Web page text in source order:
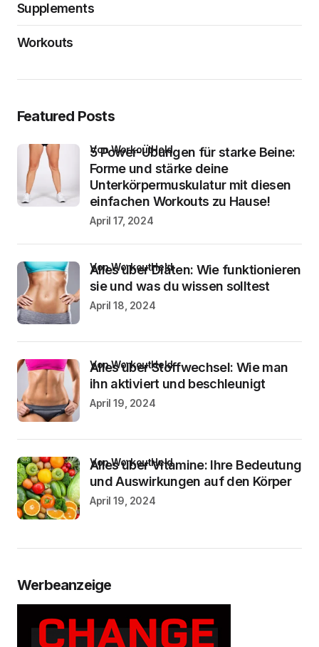
Supplements
Workouts
Featured Posts
5 Power-Übungen für starke Beine:
Forme und stärke deine
Unterkörpermuskulatur mit diesen
einfachen Workouts zu Hause!
von WorkoutHeld
April 17, 2024
Alles über Diäten: Wie funktionieren
sie und was du wissen solltest
von WorkoutHeld
April 18, 2024
Alles über Stoffwechsel: Wie man
ihn aktiviert und beschleunigt
von WorkoutHeld
April 19, 2024
Alles über Vitamine: Ihre Bedeutung
und Auswirkungen auf den Körper
von WorkoutHeld
April 19, 2024
Werbeanzeige